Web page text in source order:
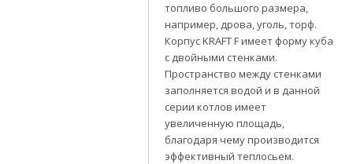
топливо большого размера,
например, дрова, уголь, торф.
Корпус KRAFT F имеет форму куба
с двойными стенками.
Пространство между стенками
заполняется водой и в данной
серии котлов имеет
увеличенную площадь,
благодаря чему производится
эффективный теплосьем.